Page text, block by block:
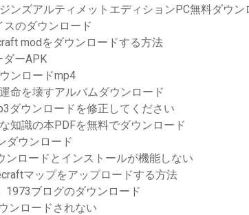
ンズアルティメットエディションPC無料ダウン
のダウンロード
modをダウンロードする方法
ダーAPK
ンロードmp4
命を壊すアルバムダウンロード
ダウンロードを修正してください
知識の本PDFを無料でダウンロード
ダウンロード
ンロードとインストールが機能しない
マップをアップロードする方法
1973ブログのダウンロード
ンロードされない